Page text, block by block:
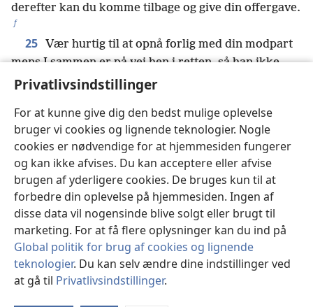
Privatlivsindstillinger
For at kunne give dig den bedst mulige oplevelse
bruger vi cookies og lignende teknologier. Nogle
cookies er nødvendige for at hjemmesiden fungerer
og kan ikke afvises. Du kan acceptere eller afvise
brugen af yderligere cookies. De bruges kun til at
forbedre din oplevelse på hjemmesiden. Ingen af
disse data vil nogensinde blive solgt eller brugt til
marketing. For at få flere oplysninger kan du ind på
Global politik for brug af cookies og lignende
teknologier. Du kan selv ændre dine indstillinger ved
at gå til Privatlivsindstillinger.
derefter kan du komme tilbage og give din offergave.
f
25 Vær hurtig til at opnå forlig med din modpart
mens I sammen er på vej hen i retten, så han ikke
overgiver dig til dommeren og dommeren overgiver
26 Jeg skal sige dig som det er: Du vil afgjort ikke
komme ud derfra før du har betalt din sidste lille
mønt.
27 I har hørt at der er blevet sagt: ‘Du må ikke
begå ægteskabsbrud.’
h 28
Men jeg siger jer at
enhver der bliver ved med at se på en kvinde i og får
lyst til hende, allerede har begået ægteskabsbrud
med hende i sit hjerte.
29 Hvis dit højre øje får dig
til at snuble, så riv det ud og kast det fra dig.
Det er
nemlig bedre for dig at miste en af dine kropsdele